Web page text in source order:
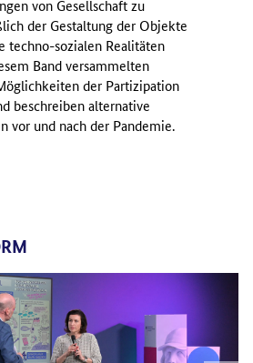
von Gesellschaft zu
der Gestaltung der Objekte
techno-sozialen Realitäten
Band versammelten
der Partizipation
beschreiben alternative
vor und nach der Pandemie.